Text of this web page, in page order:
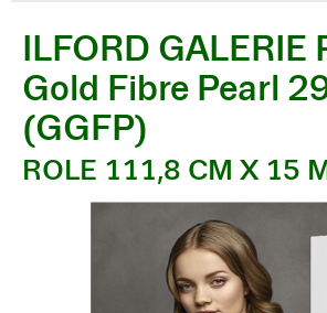
ILFORD GALERIE
Gold Fibre Pearl
(GGFP)
ROLE 111,8 CM X 15